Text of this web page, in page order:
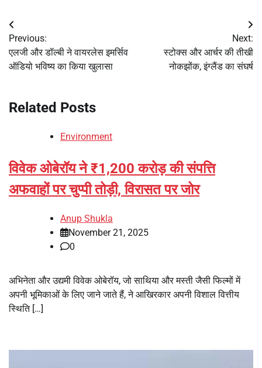
Post
navigation
Previous:
एलजी और डॉल्बी ने वायरलेस इमर्सिव
ऑडियो भविष्य का किया खुलासा
Next:
स्टोक्स और आर्चर की तीखी
नोकझोंक, इंग्लैंड का संघर्ष
Related Posts
Environment
विवेक ओबेरॉय ने ₹1,200 करोड़ की संपत्ति
अफवाहों पर चुप्पी तोड़ी, विरासत पर जोर
Anup Shukla
November 21, 2025
0
अभिनेता और उद्यमी विवेक ओबेरॉय, जो साथिया और मस्ती जैसी फिल्मों में
अपनी भूमिकाओं के लिए जाने जाते हैं, ने आखिरकार अपनी विशाल वित्तीय
स्थिति […]